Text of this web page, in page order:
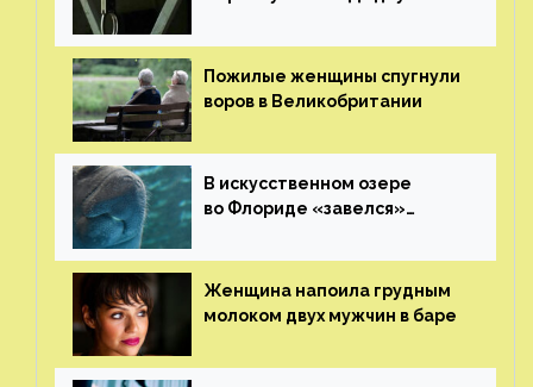
ему жизнь
Пожилые женщины спугнули
воров в Великобритании
В искусственном озере
во Флориде «завелся»
Женщина напоила грудным
молоком двух мужчин в баре